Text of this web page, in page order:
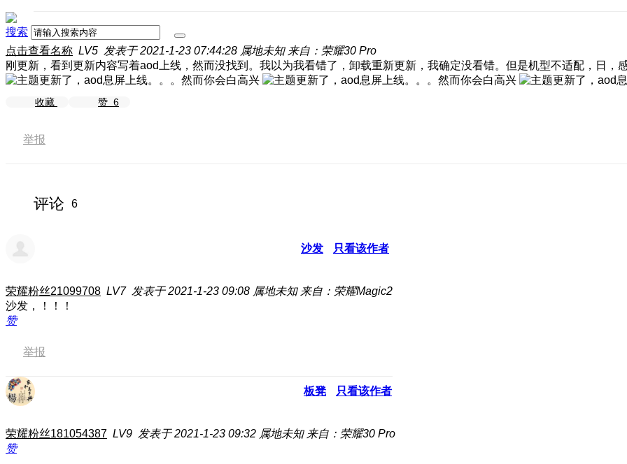
搜索
点击查看名称 LV5 发表于 2021-1-23 07:44:28 属地未知 来自：荣耀30 Pro
刚更新，看到更新内容写着aod上线，然而没找到。我以为我看错了，卸载重新更新，我确定没看错。但是机型不适配，日，
收藏 赞 6
举报
评论 6
沙发 只看该作者
荣耀粉丝21099708 LV7 发表于 2021-1-23 09:08 属地未知 来自：荣耀Magic2
沙发，！！！
赞
举报
板凳 只看该作者
荣耀粉丝181054387 LV9 发表于 2021-1-23 09:32 属地未知 来自：荣耀30 Pro
赞